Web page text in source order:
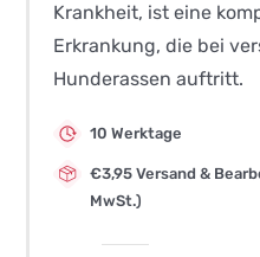
Krankheit, ist eine
Erkrankung, die bei
Hunderassen auftritt.
10 Werktage
€3,95 Versand &
MwSt.)